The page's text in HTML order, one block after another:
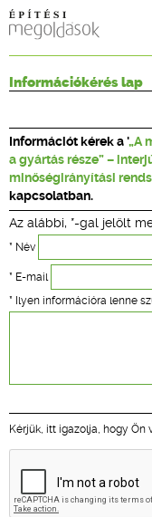
Információkérés lap
Információt kérek a '„A
a gyártás része” –
minőségirányítási
kapcsolatban.
Az alábbi, *-gal jelölt
* Név
* E-mail
* Ilyen információra lenne
Kérjük, itt igazolja, hogy Ön